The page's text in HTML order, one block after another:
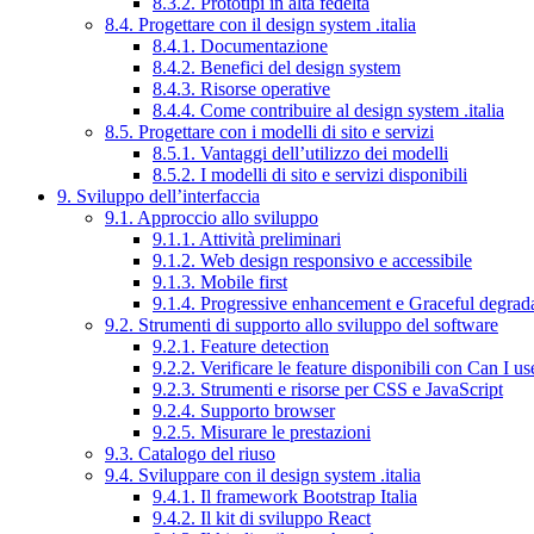
8.4. Progettare con il design system .italia
8.4.1. Documentazione
8.4.2. Benefici del design system
8.4.3. Risorse operative
8.4.4. Come contribuire al design system .italia
8.5. Progettare con i modelli di sito e servizi
8.5.1. Vantaggi dell’utilizzo dei modelli
8.5.2. I modelli di sito e servizi disponibili
9. Sviluppo dell’interfaccia
9.1. Approccio allo sviluppo
9.1.1. Attività preliminari
9.1.2. Web design responsivo e accessibile
9.1.3. Mobile first
9.1.4. Progressive enhancement e Graceful
9.2. Strumenti di supporto allo sviluppo del software
9.2.1. Feature detection
9.2.2. Verificare le feature disponibili con Can I
9.2.3. Strumenti e risorse per CSS e JavaScript
9.2.4. Supporto browser
9.2.5. Misurare le prestazioni
9.3. Catalogo del riuso
9.4. Sviluppare con il design system .italia
9.4.1. Il framework Bootstrap Italia
9.4.2. Il kit di sviluppo React